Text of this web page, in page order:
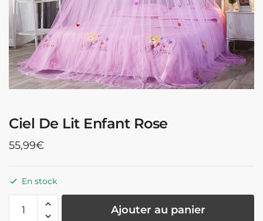
Ciel De Lit Enfant Rose
55,99€
En stock
Ajouter au panier